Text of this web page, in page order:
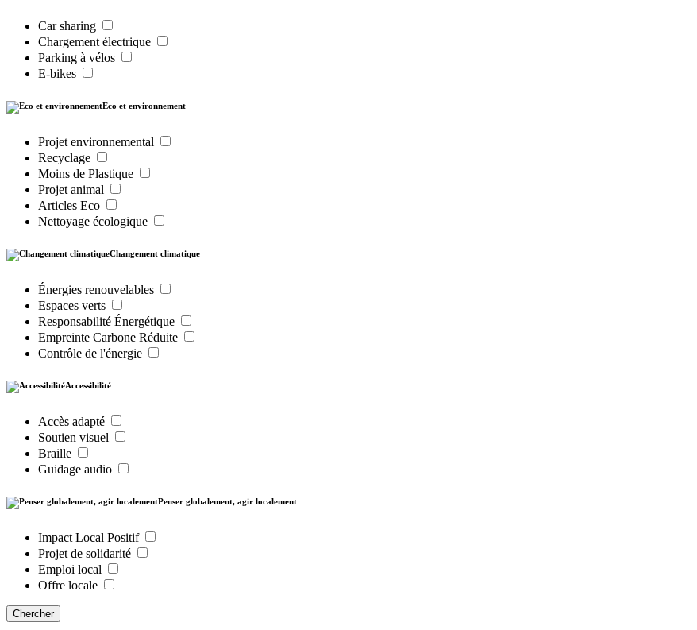
Car sharing
Chargement électrique
Parking à vélos
E-bikes
Eco et environnement
Projet environnemental
Recyclage
Moins de Plastique
Projet animal
Articles Eco
Nettoyage écologique
Changement climatique
Énergies renouvelables
Espaces verts
Responsabilité Énergétique
Empreinte Carbone Réduite
Contrôle de l'énergie
Accessibilité
Accès adapté
Soutien visuel
Braille
Guidage audio
Penser globalement, agir localement
Impact Local Positif
Projet de solidarité
Emploi local
Offre locale
Chercher